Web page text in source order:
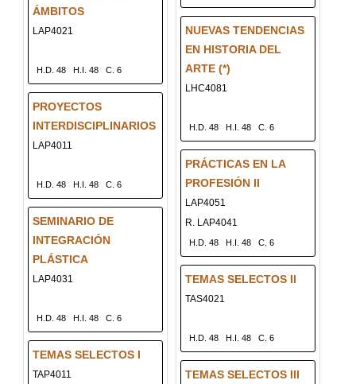
ÁMBITOS
LAP4021
H.D. 48 H.I. 48 C. 6
PROYECTOS
INTERDISCIPLINARIOS
LAP4011
H.D. 48 H.I. 48 C. 6
SEMINARIO DE
INTEGRACIÓN
PLÁSTICA
LAP4031
H.D. 48 H.I. 48 C. 6
TEMAS SELECTOS I
TAP4011
NUEVAS TENDENCIAS
EN HISTORIA DEL
ARTE (*)
LHC4081
H.D. 48 H.I. 48 C. 6
PRÁCTICAS EN LA
PROFESIÓN II
LAP4051
R. LAP4041
H.D. 48 H.I. 48 C. 6
TEMAS SELECTOS II
TAS4021
H.D. 48 H.I. 48 C. 6
TEMAS SELECTOS III